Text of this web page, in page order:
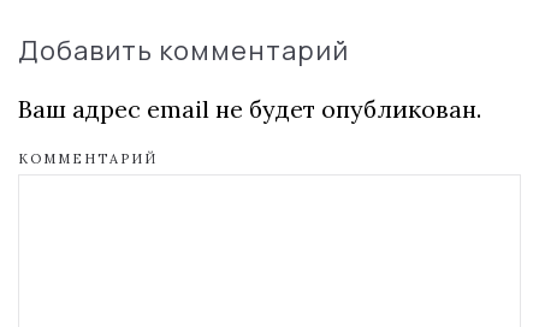
Добавить комментарий
Ваш адрес email не будет опубликован.
КОММЕНТАРИЙ